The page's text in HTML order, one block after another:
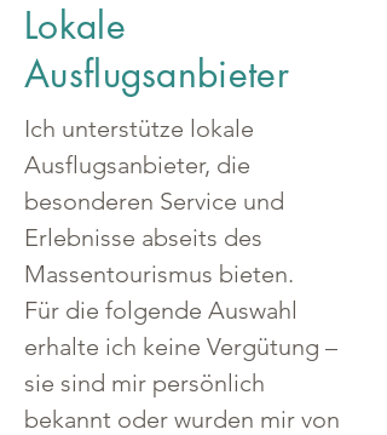
Lokale
Ausflugsanbieter
Ich unterstütze lokale
Ausflugsanbieter, die
besonderen Service und
Erlebnisse abseits des
Massentourismus bieten.
Für die folgende Auswahl
erhalte ich keine Vergütung –
sie sind mir persönlich
bekannt oder wurden mir von